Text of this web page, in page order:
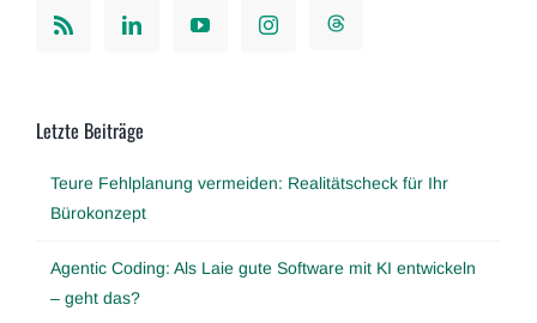
Letzte Beiträge
Teure Fehlplanung vermeiden: Realitätscheck für Ihr
Bürokonzept
Agentic Coding: Als Laie gute Software mit KI entwickeln
– geht das?